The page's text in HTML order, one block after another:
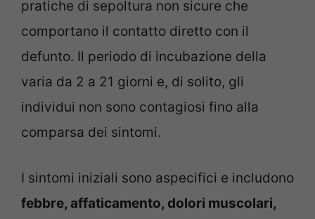
pratiche di sepoltura non sicure che
comportano il contatto diretto con il
defunto. Il periodo di incubazione della
varia da 2 a 21 giorni e, di solito, gli
individui non sono contagiosi fino alla
comparsa dei sintomi.
I sintomi iniziali sono aspecifici e includono
febbre, affaticamento, dolori muscolari,